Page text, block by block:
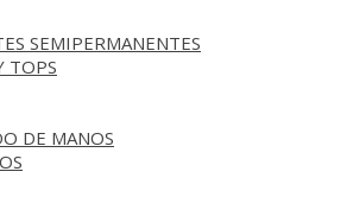
SEMIPERMANENTES
TOPS
DE MANOS